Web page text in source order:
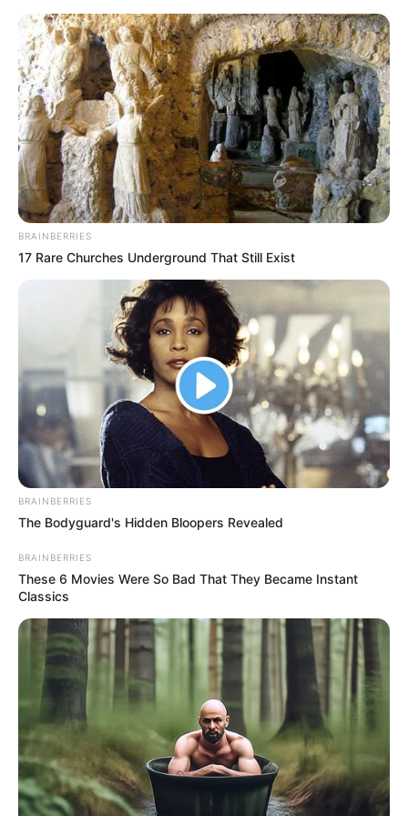
Home > ACE ACS > Acs e ACE Brasília > CONACS >
Em
ato na Câmara dos Deputados, Presidente da Frente sai em defesa
dos direitos dos ACS/ACE
Em ato na Câmara dos
Deputados, Presidente da Frente
sai em defesa dos direitos dos
ACS/ACE
16:32 ACE,ACS,Acs e ACE, Brasília,CONACS
BRAINBERRIES
17 Rare Churches Underground That Still Exist
BRAINBERRIES
The Bodyguard's Hidden Bloopers Revealed
BRAINBERRIES
These 6 Movies Were So Bad That They Became Instant
Classics